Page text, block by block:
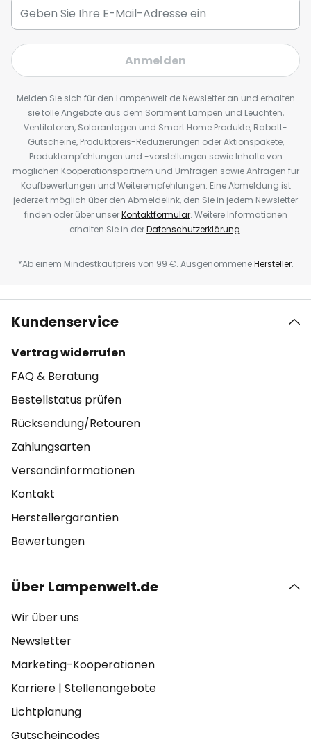
Anmelden
Melden Sie sich für den Lampenwelt.de Newsletter an und erhalten
sie tolle Angebote aus dem Sortiment Lampen und Leuchten,
Ventilatoren, Solaranlagen und Smart Home Produkte, Rabatt-
Gutscheine, Produktpreis-Reduzierungen oder Aktionspakete,
Produktempfehlungen und -vorstellungen sowie Inhalte von
möglichen Kooperationspartnern und Umfragen sowie Anfragen für
Kaufbewertungen und Weiterempfehlungen. Eine Abmeldung ist
jederzeit möglich über den Abmeldelink, den Sie in jedem Newsletter
finden oder über unserKontaktformular. Weitere Informationen
erhalten Sie in derDatenschutzerklärung.
*Ab einem Mindestkaufpreis von 99 €. AusgenommeneHersteller.
Kundenservice
Vertrag widerrufen
FAQ & Beratung
Bestellstatus prüfen
Rücksendung/Retouren
Zahlungsarten
Versandinformationen
Kontakt
Herstellergarantien
Bewertungen
Über Lampenwelt.de
Wir über uns
Newsletter
Marketing-Kooperationen
Karriere | Stellenangebote
Lichtplanung
Gutscheincodes